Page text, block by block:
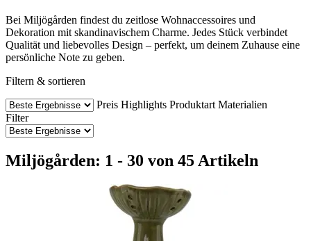
Bei Miljögården findest du zeitlose Wohnaccessoires und
Dekoration mit skandinavischem Charme. Jedes Stück verbindet
Qualität und liebevolles Design – perfekt, um deinem Zuhause eine
persönliche Note zu geben.
Filtern & sortieren
Preis Highlights Produktart Materialien
Filter
Miljögården: 1 - 30 von 45 Artikeln